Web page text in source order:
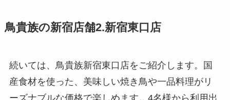
鳥貴族の新宿店舗2.新宿東口店
続いては、鳥貴族新宿東口店をご紹介します。国
産食材を使った、美味しい焼き鳥や一品料理がリ